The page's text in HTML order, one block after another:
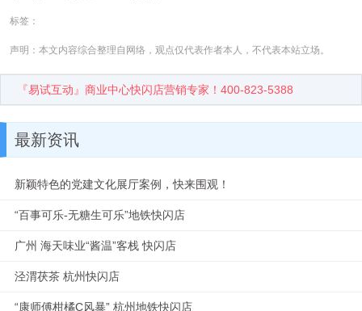
标签：
声明：本文内容综合整理自网络，观点仅代表作者本人，不代表本站立场。
『易试互动』商业中心快闪店营销专家！400-823-5388
最新资讯
新颖特色的党建文化展厅案例，快来围观！
“百事可乐-无糖生可乐”地铁快闪店
广州 海天味业“酱温”客栈 快闪店
泾渭茯茶 杭州快闪店
“康师傅柑橘C风暴” 杭州地铁快闪店